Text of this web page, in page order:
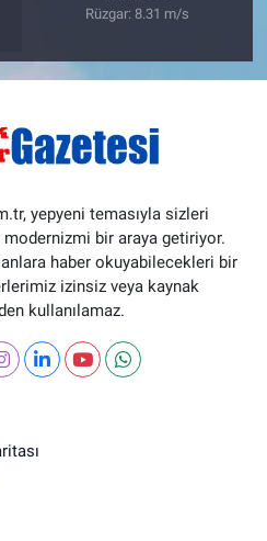
Rüzgar: 8.31 m/s
yepyeni temasıyla sizleri
bir araya getiriyor.
haber okuyabilecekleri bir
izinsiz veya kaynak
kullanılamaz.